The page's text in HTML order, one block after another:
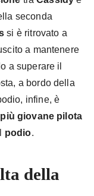
seconda
si è ritrovato a
a mantenere
a superare il
a bordo della
infine, è
giovane pilota
podio.
della